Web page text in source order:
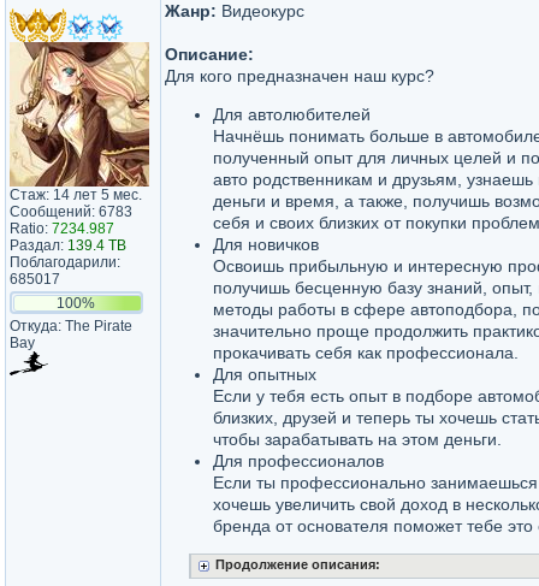
Стаж: 14 лет 5 мес.
Сообщений: 6783
Ratio: 7234.987
Раздал: 139.4 TB
Поблагодарили:
685017
100%
Откуда: The Pirate
Bay
Жанр: Видеокурс
Описание:
Для кого предназначен наш курс?
Для автолюбителей
Начнёшь понимать больше в
полученный опыт для личных целей и
авто родственникам и друзьям, узнаешь
деньги и время, а также, получишь
себя и своих близких от покупки
Для новичков
Освоишь прибыльную и интересную
получишь бесценную базу знаний,
методы работы в сфере автоподбора,
значительно проще продолжить
прокачивать себя как профессионала.
Для опытных
Если у тебя есть опыт в подборе
близких, друзей и теперь ты хочешь
чтобы зарабатывать на этом деньги.
Для профессионалов
Если ты профессионально
хочешь увеличить свой доход в
бренда от основателя поможет тебе это
Продолжение описания: